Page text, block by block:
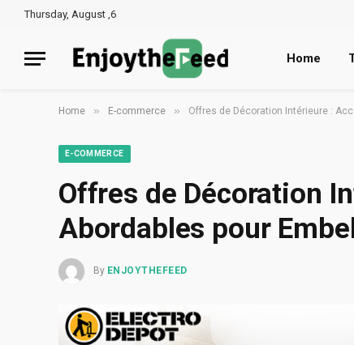
Thursday, August ,6
Home
Home » E-commerce » Offres de Décoration Intérieure :
E-COMMERCE
Offres de Décoration
Abordables pour
By ENJOYTHEFEED